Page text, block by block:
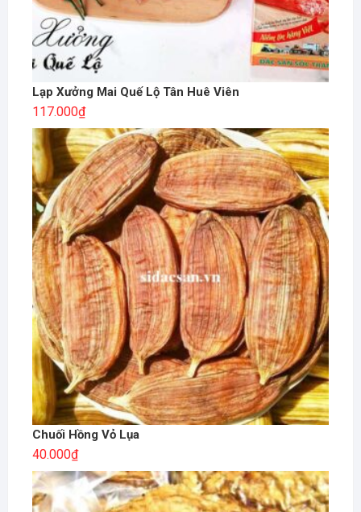
Lạp Xưởng Mai Quế Lộ Tân Huê Viên
117.000₫
Chuối Hồng Vỏ Lụa
40.000₫